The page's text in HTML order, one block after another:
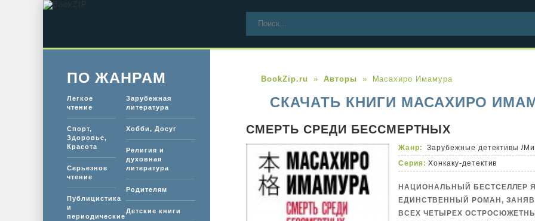
BookZip.ru Авторы Масахиро Имамура
СКАЧАТЬ КНИГИ МАСАХИРО
СМЕРТЬ СРЕДИ БЕССМЕРТНЫХ
Жанр: Зарубежные детективы /
Серия: Хонкаку-детектив
НАЦИОНАЛЬНЫЙ БЕСТСЕЛЛЕР
ЕДИНСТВЕННЫЙ РОМАН,
ВСЕХ ЧЕТЫРЕХ
ПО ЖАНРАМ
Легкое
чтение
Спорт,
Здоровье,
Красота
Серьезное
чтение
Публицистика
и
периодические
Зарубежная
литература
Хобби, Досуг
Религия и
духовная
литература
Родителям
Детские книги